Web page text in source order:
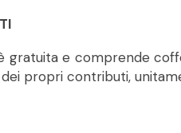
gratuita e comprende
propri contributi,